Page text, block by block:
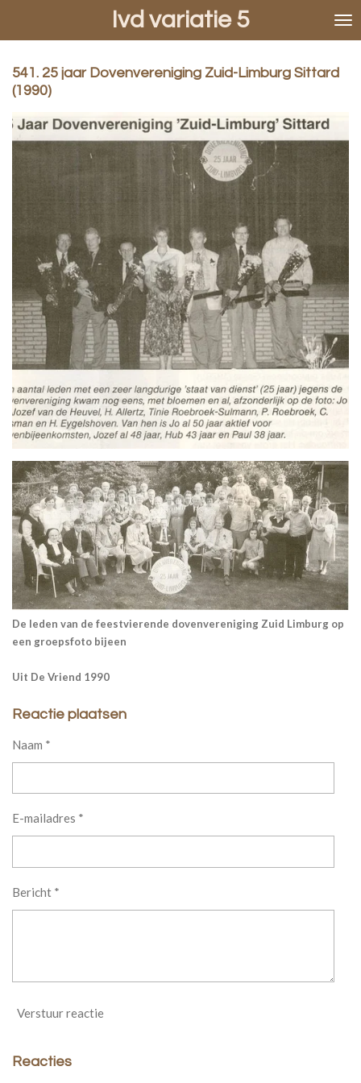
de
hoofdinhoud
Ivd variatie 5
541. 25 jaar Dovenvereniging Zuid-Limburg Sittard
(1990)
De leden van de feestvierende dovenvereniging Zuid Limburg op
een groepsfoto bijeen
Uit De Vriend 1990
Reactie plaatsen
Naam *
E-mailadres *
Bericht *
Verstuur reactie
Reacties